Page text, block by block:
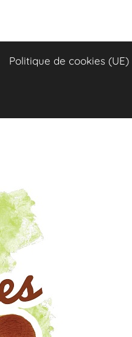
Politique de cookies (UE)